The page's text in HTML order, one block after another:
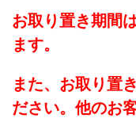
お取り置き期間
ます。
また、お取り置
ださい。他のお